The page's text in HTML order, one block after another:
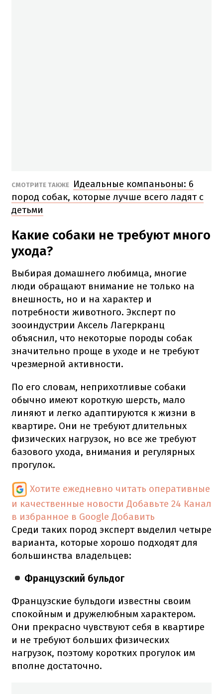
СМОТРИТЕ ТАКЖЕ
Идеальные компаньоны: 6
пород собак, которые лучше всего ладят с
детьми
Какие собаки не требуют много
ухода?
Выбирая домашнего любимца, многие
люди обращают внимание не только на
внешность, но и на характер и
потребности животного. Эксперт по
зооиндустрии Аксель Лагеркранц
объяснил, что некоторые породы собак
значительно проще в уходе и не требуют
чрезмерной активности.
По его словам, неприхотливые собаки
обычно имеют короткую шерсть, мало
линяют и легко адаптируются к жизни в
квартире. Они не требуют длительных
физических нагрузок, но все же требуют
базового ухода, внимания и регулярных
прогулок.
Хотите ежедневно читать оперативные
и качественные новости Добавьте 24 Канал
в избранное в Google Добавить
Среди таких пород эксперт выделил четыре
варианта, которые хорошо подходят для
большинства владельцев:
Французский бульдог
Французские бульдоги известны своим
спокойным и дружелюбным характером.
Они прекрасно чувствуют себя в квартире
и не требуют больших физических
нагрузок, поэтому коротких прогулок им
вполне достаточно.